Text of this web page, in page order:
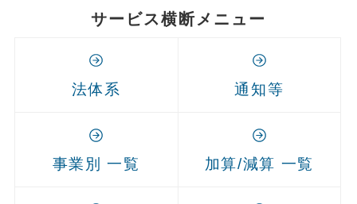
サービス横断メニュー
法体系 通知等
事業別 一覧 加算/減算 一覧